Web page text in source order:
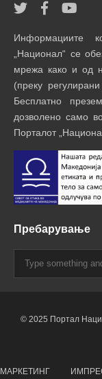
Информациите
„Национал“ се
мрежа како и од
(преку
Бесплатно
дозволено само
Порталот
Пребарување
© 2025 Портал
МАРКЕТИНГ